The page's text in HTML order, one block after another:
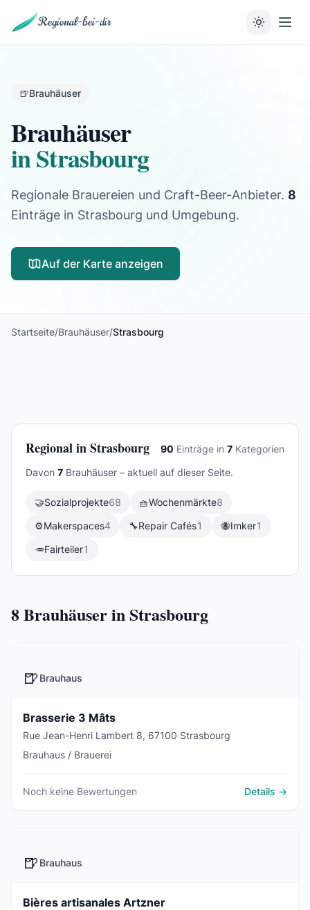
Regional-bei-dir
🍺Brauhäuser
Brauhäuser
in Strasbourg
Regionale Brauereien und Craft-Beer-Anbieter. 8
Einträge in Strasbourg und Umgebung.
Auf der Karte anzeigen
Startseite/Brauhäuser/Strasbourg
Regional in Strasbourg 90 Einträge in 7 Kategorien
Davon 7 Brauhäuser – aktuell auf dieser Seite.
🤝Sozialprojekte68 🧺Wochenmärkte8
⚙️Makerspaces4 🔧Repair Cafés1 🐝Imker1
🥕Fairteiler1
8Brauhäuser in Strasbourg
🍺 Brauhaus
Brasserie 3 Mâts
Rue Jean-Henri Lambert 8, 67100 Strasbourg
Brauhaus / Brauerei
Noch keine Bewertungen Details →
🍺 Brauhaus
Bières artisanales Artzner